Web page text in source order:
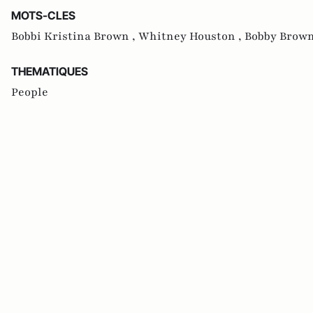
MOTS-CLES
Bobbi Kristina Brown , Whitney Houston , Bobby
THEMATIQUES
People